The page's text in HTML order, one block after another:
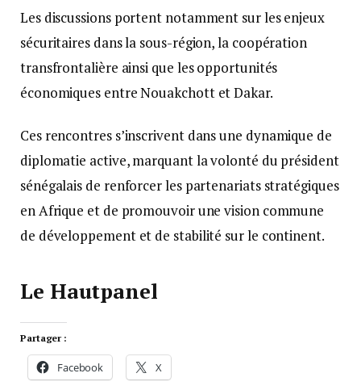
Les discussions portent notamment sur les enjeux
sécuritaires dans la sous-région, la coopération
transfrontalière ainsi que les opportunités
économiques entre Nouakchott et Dakar.
Ces rencontres s’inscrivent dans une dynamique de
diplomatie active, marquant la volonté du président
sénégalais de renforcer les partenariats stratégiques
en Afrique et de promouvoir une vision commune
de développement et de stabilité sur le continent.
Le Hautpanel
Partager :
Facebook X